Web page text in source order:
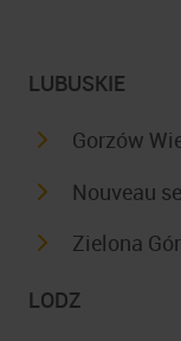
LUBUSKIE
Gorzów
Nouveau
Zielona
LODZ